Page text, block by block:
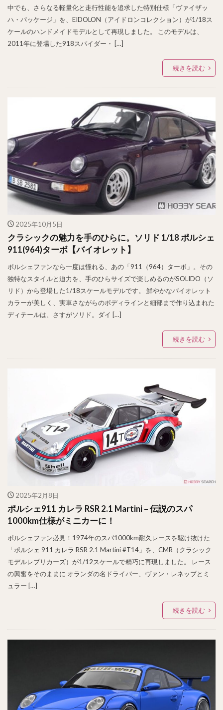
中でも、さらなる軽量化と走行性能を追求した特別仕様「ヴァイザッ
ハ・パッケージ」を、EIDOLON（アイドロンコレクション）が1/18ス
ケールのハンドメイドモデルとして再現しました。 このモデルは、
2011年に登場した918スパイダー・ […]
続きを読む
2025年10月5日
クラシックの魅力を手のひらに。ソリド 1/18 ポルシェ
911(964)ターボ【バイオレット】
ポルシェファンなら一度は憧れる、あの「911（964）ターボ」。その
独特なスタイルと迫力を、手のひらサイズで楽しめるのがSOLIDO（ソ
リド）から登場した1/18スケールモデルです。 鮮やかなバイオレット
カラーが美しく、実車さながらのボディラインと細部まで作り込まれた
ディテールは、さすがソリド。ダイ […]
続きを読む
2025年2月8日
ポルシェ911 カレラ RSR 2.1 Martini – 伝説のスパ
1000km仕様がミニカーに！
ポルシェファン必見！1974年のスパ1000km耐久レースを駆け抜けた
「ポルシェ 911 カレラ RSR 2.1 Martini #T14」を、CMR（クラシック
モデルレプリカーズ）が1/12スケールで精巧に再現しました。 レース
の興奮をそのままに オランダの名ドライバー、ヴァン・レネップとミ
ュラー […]
続きを読む